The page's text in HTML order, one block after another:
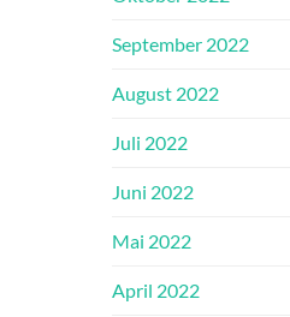
September 2022
August 2022
Juli 2022
Juni 2022
Mai 2022
April 2022